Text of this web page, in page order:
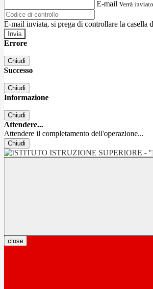
E-mail Verrà
E-mail inviata, si prega di controllare la casella
Errore
Chiudi
Successo
Chiudi
Informazione
Chiudi
Attendere...
Attendere il completamento dell'operazione...
Chiudi
close